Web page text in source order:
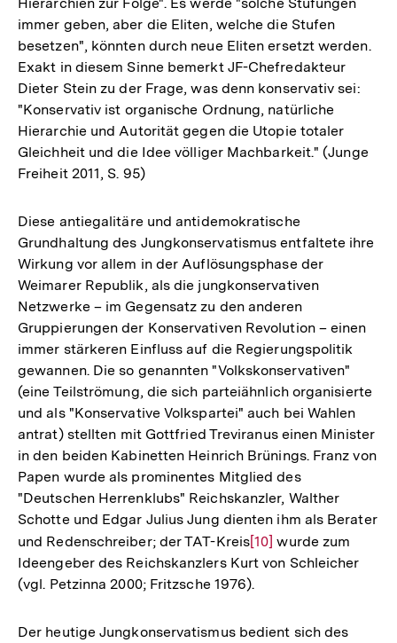
immer geben, aber die Eliten, welche die Stufen
besetzen", könnten durch neue Eliten ersetzt werden.
Exakt in diesem Sinne bemerkt JF-Chefredakteur
Dieter Stein zu der Frage, was denn konservativ sei:
"Konservativ ist organische Ordnung, natürliche
Hierarchie und Autorität gegen die Utopie totaler
Gleichheit und die Idee völliger Machbarkeit." (Junge
Freiheit 2011, S. 95)
Diese antiegalitäre und antidemokratische
Grundhaltung des Jungkonservatismus entfaltete ihre
Wirkung vor allem in der Auflösungsphase der
Weimarer Republik, als die jungkonservativen
Netzwerke – im Gegensatz zu den anderen
Gruppierungen der Konservativen Revolution – einen
immer stärkeren Einfluss auf die Regierungspolitik
gewannen. Die so genannten "Volkskonservativen"
(eine Teilströmung, die sich parteiähnlich organisierte
und als "Konservative Volkspartei" auch bei Wahlen
antrat) stellten mit Gottfried Treviranus einen Minister
in den beiden Kabinetten Heinrich Brünings. Franz von
Papen wurde als prominentes Mitglied des
"Deutschen Herrenklubs" Reichskanzler, Walther
Schotte und Edgar Julius Jung dienten ihm als Berater
und Redenschreiber; der TAT-KreisZur
Auflösung
der
[10] wurde zum
Ideengeber des Reichskanzlers Kurt von Schleicher
(vgl. Petzinna 2000; Fritzsche 1976).
Der heutige Jungkonservatismus bedient sich des